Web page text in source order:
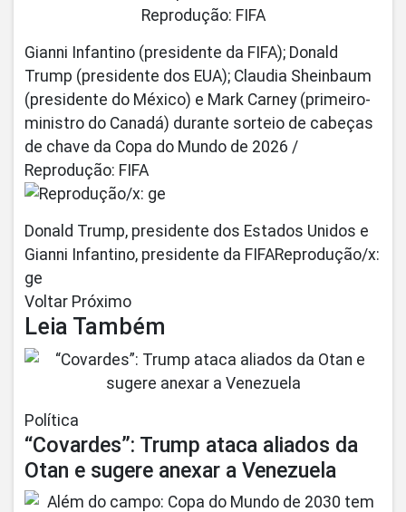
Gianni Infantino (presidente da FIFA); Donald
Trump (presidente dos EUA); Claudia Sheinbaum
(presidente do México) e Mark Carney (primeiro-
ministro do Canadá) durante sorteio de cabeças
de chave da Copa do Mundo de 2026 /
Reprodução: FIFA
Donald Trump, presidente dos Estados Unidos e
Gianni Infantino, presidente da FIFAReprodução/x:
ge
Voltar Próximo
Leia Também
Política
“Covardes”: Trump ataca aliados da
Otan e sugere anexar a Venezuela